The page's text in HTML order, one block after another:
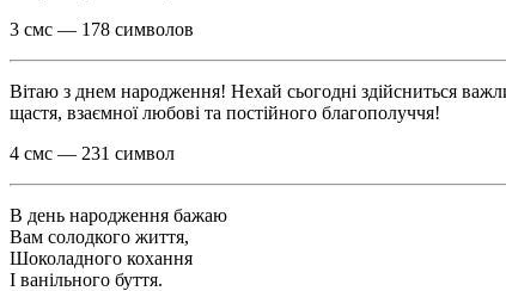
3 смс — 178 символов
Вітаю з днем народження! Нехай сьогодні здійсниться
щастя, взаємної любові та постійного благополуччя!
4 смс — 231 символ
В день народження бажаю
Вам солодкого життя,
Шоколадного кохання
І ванільного буття.